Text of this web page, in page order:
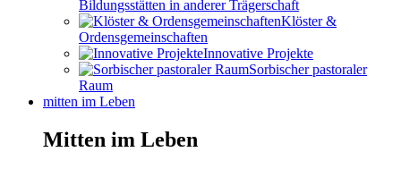
Bildungsstätten in anderer Trägerschaft
Klöster &
Ordensgemeinschaften
Innovative Projekte
Sorbischer pastoraler
Raum
mitten im Leben
Mitten im Leben